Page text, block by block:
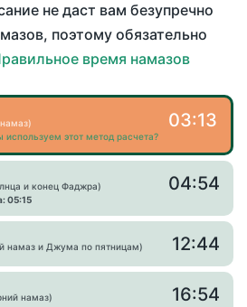
не даст вам безупречно
поэтому обязательно
время намазов
этот метод расчета?
03:13
и конец Фаджра)
05:15
04:54
намаз и Джума по пятницам) 12:44
намаз) 16:54